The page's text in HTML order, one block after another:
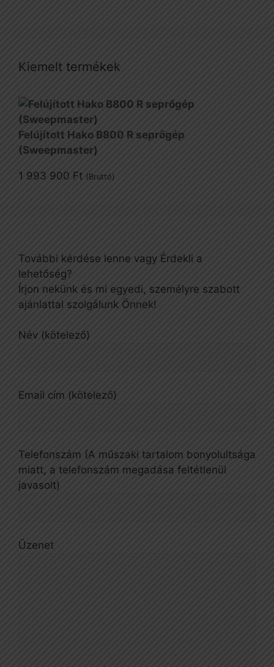
Kiemelt termékek
Felújított Hako B800 R seprőgép
(Sweepmaster)
1 993 900 Ft (Bruttó)
További kérdése lenne vagy Érdekli a
lehetőség?
Írjon nekünk és mi egyedi, személyre szabott
ajánlattal szolgálunk Önnek!
Név (kötelező)
Email cím (kötelező)
Telefonszám (A műszaki tartalom bonyolultsága
miatt, a telefonszám megadása feltétlenül
javasolt)
Üzenet